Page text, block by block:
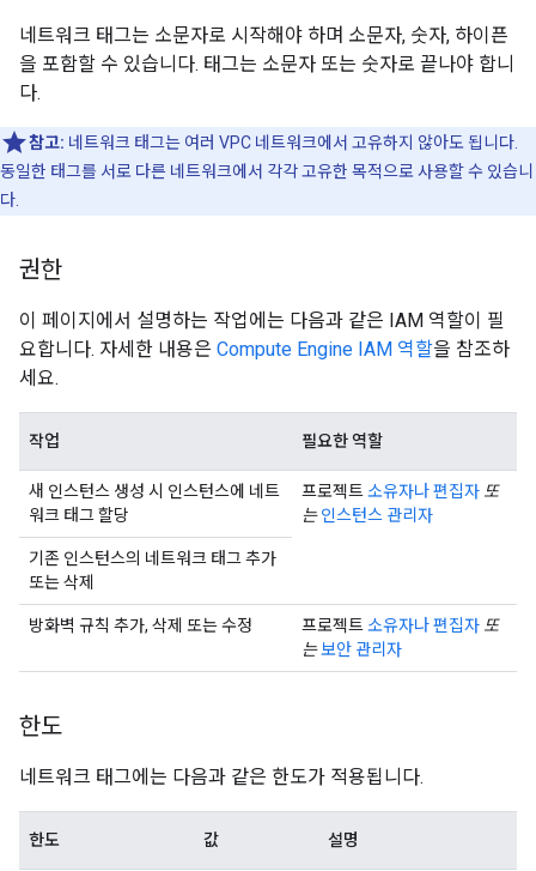
네트워크 태그는 소문자로 시작해야 하며 소문자, 숫자, 하이픈
을 포함할 수 있습니다. 태그는 소문자 또는 숫자로 끝나야 합니
다.
참고: 네트워크 태그는 여러 VPC 네트워크에서 고유하지 않아도 됩니다.
동일한 태그를 서로 다른 네트워크에서 각각 고유한 목적으로 사용할 수 있습니
다.
권한
이 페이지에서 설명하는 작업에는 다음과 같은 IAM 역할이 필
요합니다. 자세한 내용은 Compute Engine IAM 역할을 참조하
세요.
작업 필요한 역할
새 인스턴스 생성 시 인스턴스에 네트
워크 태그 할당
프로젝트소유자나 편집자 또
는 인스턴스 관리자
기존 인스턴스의 네트워크 태그 추가
또는 삭제
방화벽 규칙 추가, 삭제 또는 수정 프로젝트소유자나 편집자 또
는보안 관리자
한도
네트워크 태그에는 다음과 같은 한도가 적용됩니다.
한도 값 설명